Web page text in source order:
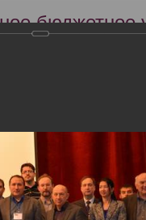
бюджетное
Образование